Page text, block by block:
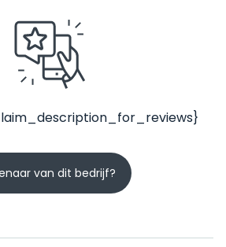
van dit bedrijf?